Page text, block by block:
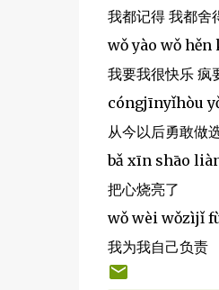
我都记得 我都舍
wǒ yào wǒ hěn
我要我很快乐 疯
cóngjīnyǐhòu
从今以后勇敢做
bǎ xīn shāo
把心烧亮了
wǒ wèi wǒzìjǐ
我为我自己负责